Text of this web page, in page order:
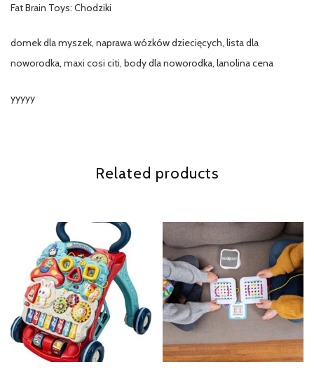
Fat Brain Toys: Chodziki
domek dla myszek, naprawa wózków dziecięcych, lista dla
noworodka, maxi cosi citi, body dla noworodka, lanolina cena
yyyyy
Related products